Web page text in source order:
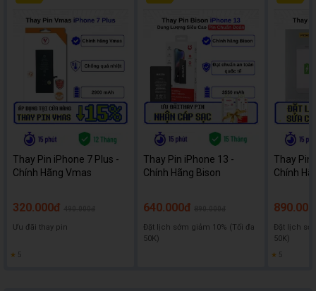
Thay Pin iPhone 7 Plus -
Chính Hãng Vmas
320.000đ
Ưu đãi thay pin
★ 5
Thay Pin iPhone 13 -
Chính Hãng Bison
640.000đ
Đặt lịch sớm giảm 10% (Tối đa
50K)
Thay Pin
Chính
Đặt lịch
50K)
★ 5